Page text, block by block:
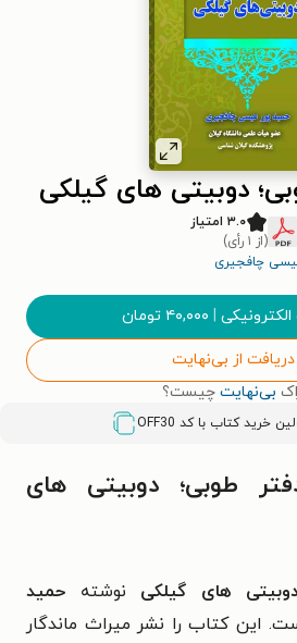
دوبیتی های گیلکی
۳.۰ امتیاز
(از ۱ رأی)
چافجیری
| ۴۰,۰۰۰ تومان
دریافت از بی‌نهایت
بی‌نهایت چیست؟
OFF30
طوبی؛ دوبیتی های
های گیلکی نوشته حمید
این کتاب را نشر میراث ماندگار